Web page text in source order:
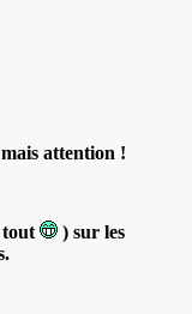
attention !
tout
) sur les